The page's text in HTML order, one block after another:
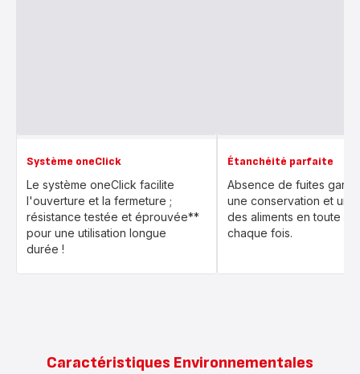
Système oneClick
Le système oneClick facilite
l'ouverture et la fermeture ;
résistance testée et éprouvée**
pour une utilisation longue
durée !
Étanchéité parfaite
Absence de fuites
une conservation et un
des aliments en toute
chaque fois.
Caractéristiques Environnementales